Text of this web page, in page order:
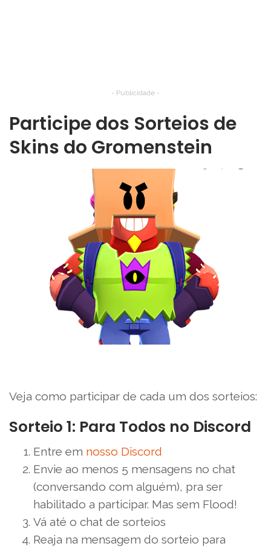
- Publicidade -
Participe dos Sorteios de
Skins do Gromenstein
Veja como participar de cada um dos sorteios:
Sorteio 1: Para Todos no Discord
Entre em nosso Discord
Envie ao menos 5 mensagens no chat
(conversando com alguém), pra ser
habilitado a participar. Mas sem Flood!
Vá até o chat de sorteios
Reaja na mensagem do sorteio para